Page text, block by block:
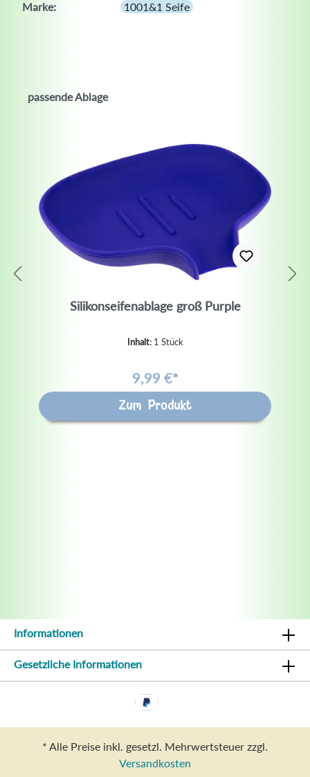
Marke: 1001&1 Seife
passende Ablage
Silikonseifenablage groß Purple
Inhalt: 1 Stück
9,99 €*
Zum Produkt
Informationen
Gesetzliche Informationen
* Alle Preise inkl. gesetzl. Mehrwertsteuer zzgl.
Versandkosten